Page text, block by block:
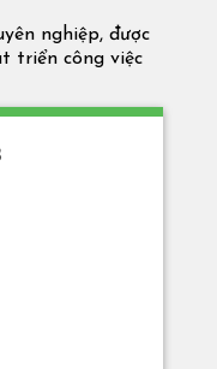
nghiệp, được
triển công việc